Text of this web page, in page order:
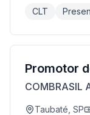
CLT
Promotor
COMBRASIL
Taubaté, SP